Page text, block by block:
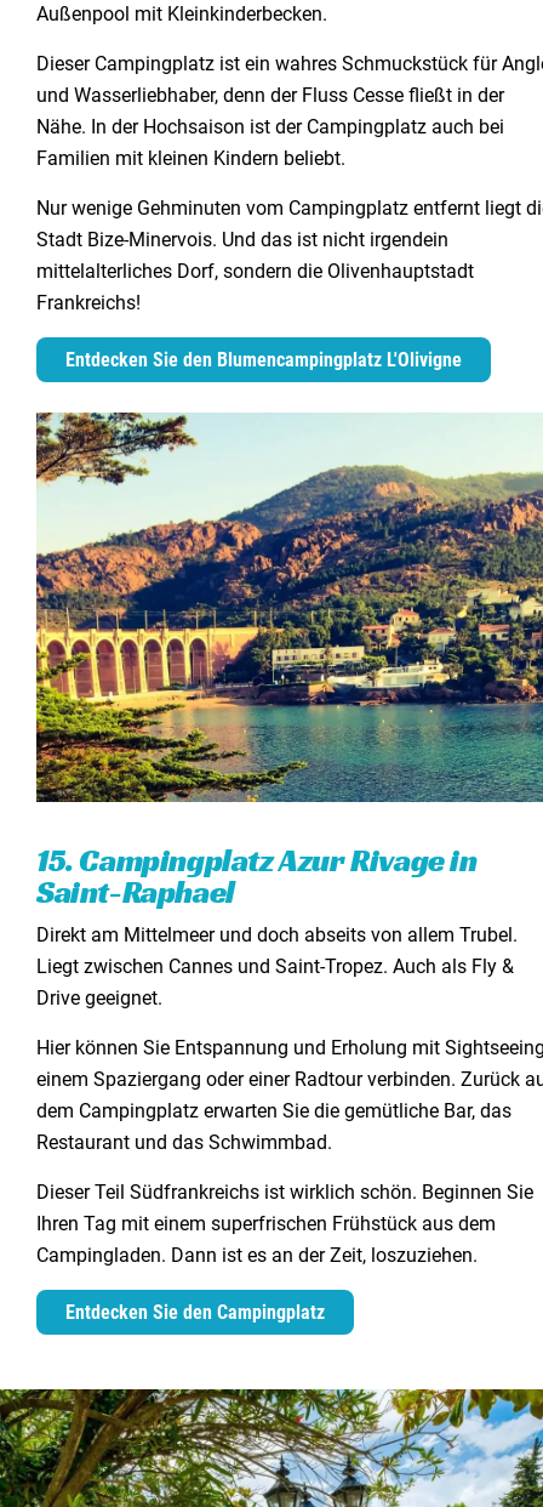
Außenpool mit Kleinkinderbecken.
Dieser Campingplatz ist ein wahres Schmuckstück für
und Wasserliebhaber, denn der Fluss Cesse fließt in der
Nähe. In der Hochsaison ist der Campingplatz auch bei
Familien mit kleinen Kindern beliebt.
Nur wenige Gehminuten vom Campingplatz entfernt liegt
Stadt Bize-Minervois. Und das ist nicht irgendein
mittelalterliches Dorf, sondern die Olivenhauptstadt
Frankreichs!
Entdecken Sie den Blumencampingplatz L'Olivigne
15. Campingplatz Azur Rivage in
Saint-Raphael
Direkt am Mittelmeer und doch abseits von allem Trubel.
Liegt zwischen Cannes und Saint-Tropez. Auch als Fly &
Drive geeignet.
Hier können Sie Entspannung und Erholung mit
einem Spaziergang oder einer Radtour verbinden. Zurück
dem Campingplatz erwarten Sie die gemütliche Bar, das
Restaurant und das Schwimmbad.
Dieser Teil Südfrankreichs ist wirklich schön. Beginnen Sie
Ihren Tag mit einem superfrischen Frühstück aus dem
Campingladen. Dann ist es an der Zeit, loszuziehen.
Entdecken Sie den Campingplatz